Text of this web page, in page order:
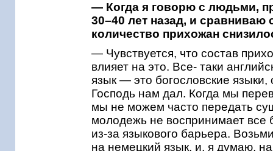
— Когда я говорю с людьми,
30–40 лет назад, и сравниваю
количество прихожан
— Чувствуется, что состав
влияет на это. Все- таки
язык — это богословские
Господь нам дал. Когда мы
мы не можем часто передать
молодежь не воспринимает все
из-за языкового барьера.
на немецкий язык, и, я думаю,